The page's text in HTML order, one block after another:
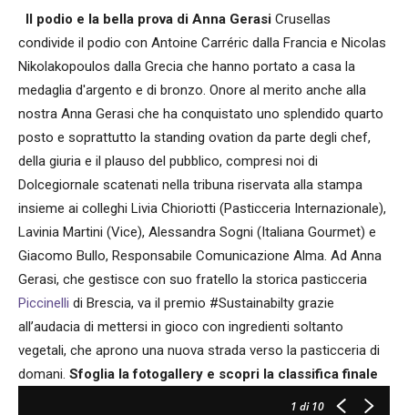
Il podio e la bella prova di Anna Gerasi Crusellas
condivide il podio con Antoine Carréric dalla Francia e Nicolas
Nikolakopoulos dalla Grecia che hanno portato a casa la
medaglia d'argento e di bronzo. Onore al merito anche alla
nostra Anna Gerasi che ha conquistato uno splendido quarto
posto e soprattutto la standing ovation da parte degli chef,
della giuria e il plauso del pubblico, compresi noi di
Dolcegiornale scatenati nella tribuna riservata alla stampa
insieme ai colleghi Livia Chioriotti (Pasticceria Internazionale),
Lavinia Martini (Vice), Alessandra Sogni (Italiana Gourmet) e
Giacomo Bullo, Responsabile Comunicazione Alma. Ad Anna
Gerasi, che gestisce con suo fratello la storica pasticceria
Piccinelli di Brescia, va il premio #Sustainabilty grazie
all’audacia di mettersi in gioco con ingredienti soltanto
vegetali, che aprono una nuova strada verso la pasticceria di
domani. Sfoglia la fotogallery e scopri la classifica finale
1 di 10